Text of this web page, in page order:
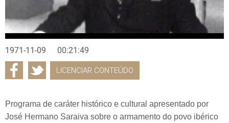
1971-11-09 00:21:49
LICENCIAR CONTEÚDO
Programa de caráter histórico e cultural apresentado por
José Hermano Saraiva sobre o armamento do povo ibérico